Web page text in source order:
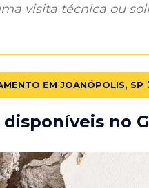
visita técnica ou
EM JOANÓPOLIS, SP
disponíveis no